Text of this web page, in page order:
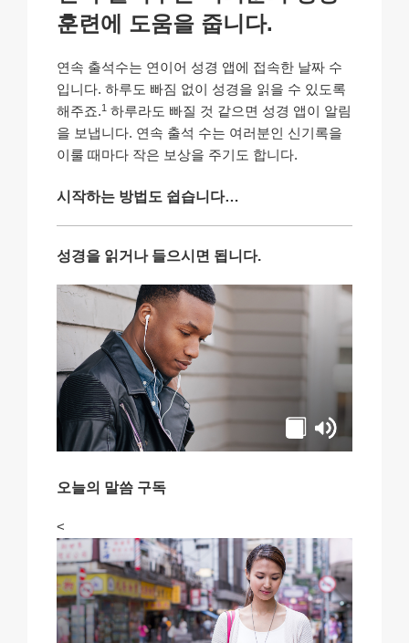
훈련에 도움을 줍니다.
연속 출석수는 연이어 성경 앱에 접속한 날짜 수
입니다. 하루도 빠짐 없이 성경을 읽을 수 있도록
해주죠.1 하루라도 빠질 것 같으면 성경 앱이 알림
을 보냅니다. 연속 출석 수는 여러분인 신기록을
이룰 때마다 작은 보상을 주기도 합니다.
시작하는 방법도 쉽습니다…
성경을 읽거나 들으시면 됩니다.
오늘의 말씀 구독
<